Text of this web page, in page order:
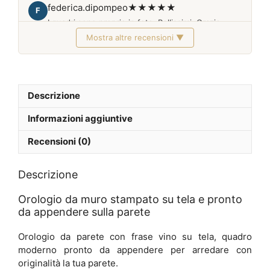
F federica.dipompeo★★★★★
I quadri sono proprio in foto. Bellissimi. Grazie
Febbraio 2026
Mostra altre recensioni ▼
Descrizione
Informazioni aggiuntive
Recensioni (0)
Descrizione
Orologio da muro stampato su tela e pronto
da appendere sulla parete
Orologio da parete con frase vino su tela, quadro
moderno pronto da appendere per arredare con
originalità la tua parete.